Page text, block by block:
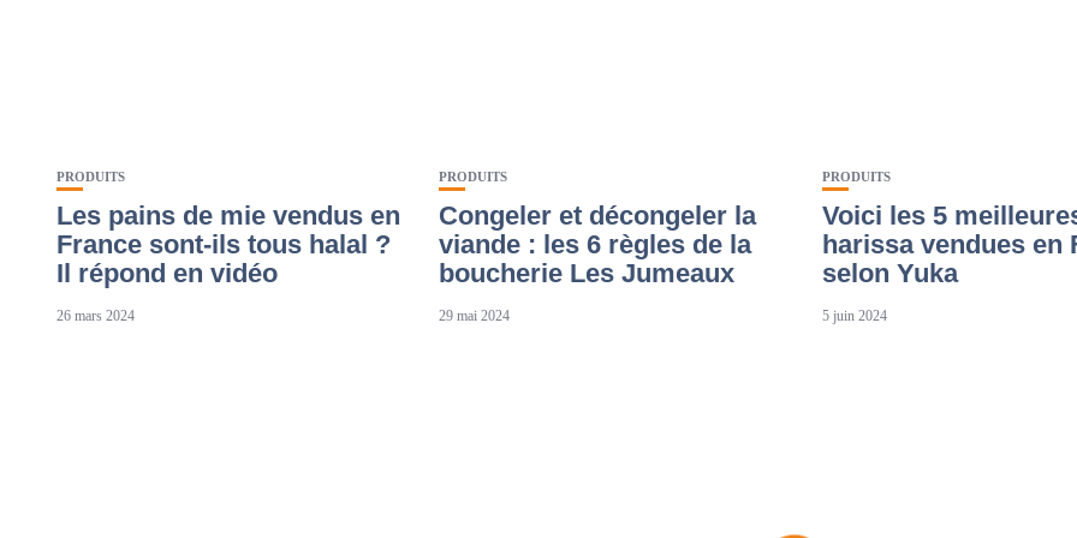
PRODUITS
Les pains de mie vendus en
France sont-ils tous halal ?
Il répond en vidéo
26 mars 2024
PRODUITS
Congeler et décongeler la
viande : les 6 règles de la
boucherie Les Jumeaux
29 mai 2024
PRODUITS
Voici les 5
harissa vendues en
selon Yuka
5 juin 2024